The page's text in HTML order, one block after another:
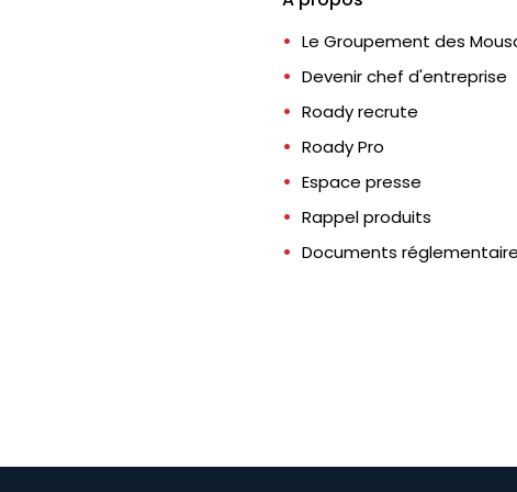
Le Groupement des
Devenir chef d'entreprise
Roady recrute
Roady Pro
Espace presse
Rappel produits
Documents